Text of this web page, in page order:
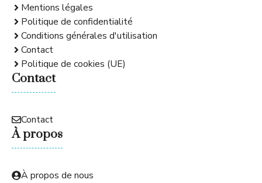
Mentions légales
Politique de confidentialité
Conditions générales d'utilisation
Contact
Politique de cookies (UE)
Contact
Contact
À propos
À propos de nous